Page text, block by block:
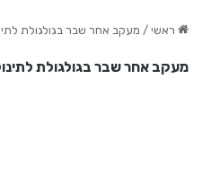
ראשי / מעקב אחר שבר בגולגולת
מעקב אחר שבר בגולגולת